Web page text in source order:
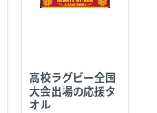
高校ラグビー全国
大会出場の応援タ
オル